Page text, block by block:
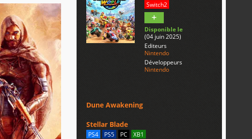
Switch2
Disponible le
(04 juin 2025)
Editeurs
Nintendo
Développeurs
Nintendo
Dune Awakening
Stellar Blade
PS4 PS5 PC XB1